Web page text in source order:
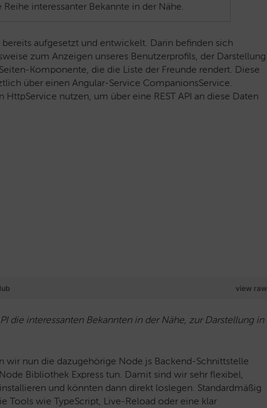
interessanter Bekannte in der Nähe.
aufgesetzt und entwickelt. Darin befinden sich
zum Anzeigen unseres Benutzerprofils, der Darstellung
Komponente, die die Liste der Freunde rendert. Diese
über einen Angular-Service CompanionsService.
HttpService nutzen, um über eine REST API an diese Daten
view raw
die interessanten Bekannten in der Nähe, zur Darstellung in
wir nun die dazugehörige Node.js Backend-Schnittstelle
Bibliothek Express tun. Damit sind wir sehr flexibel,
installieren und könnten dann direkt loslegen. Standardmäßig
Tools wie TypeScript, Live-Reload oder eine klar